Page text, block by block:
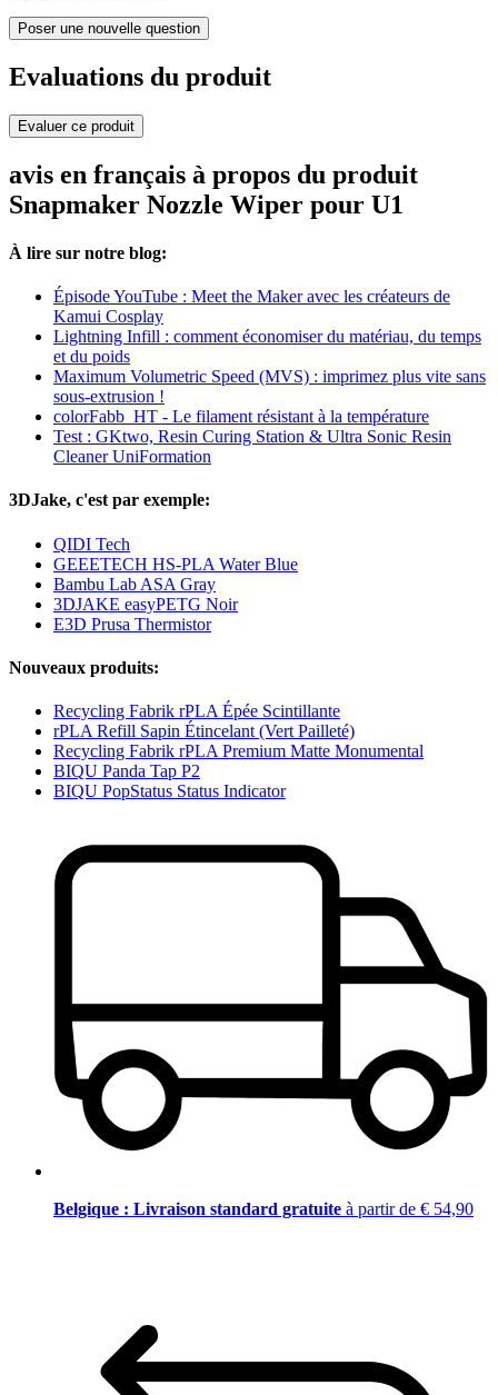
Poser une nouvelle question
Evaluations du produit
Evaluer ce produit
avis en français à propos du produit
Snapmaker Nozzle Wiper pour U1
À lire sur notre blog:
Épisode YouTube : Meet the Maker avec les créateurs de
Kamui Cosplay
Lightning Infill : comment économiser du matériau, du temps
et du poids
Maximum Volumetric Speed (MVS) : imprimez plus vite sans
sous-extrusion !
colorFabb_HT - Le filament résistant à la température
Test : GKtwo, Resin Curing Station & Ultra Sonic Resin
Cleaner UniFormation
3DJake, c'est par exemple:
QIDI Tech
GEEETECH HS-PLA Water Blue
Bambu Lab ASA Gray
3DJAKE easyPETG Noir
E3D Prusa Thermistor
Nouveaux produits:
Recycling Fabrik rPLA Épée Scintillante
rPLA Refill Sapin Étincelant (Vert Pailleté)
Recycling Fabrik rPLA Premium Matte Monumental
BIQU Panda Tap P2
BIQU PopStatus Status Indicator
Belgique : Livraison standard gratuite à partir de € 54,90